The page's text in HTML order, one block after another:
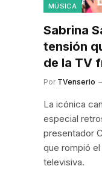
MÚSICA
Sabrina
tensión
de la TV
Por TVenserio
La icónica
especial
presentador
que rompió
televisiva.